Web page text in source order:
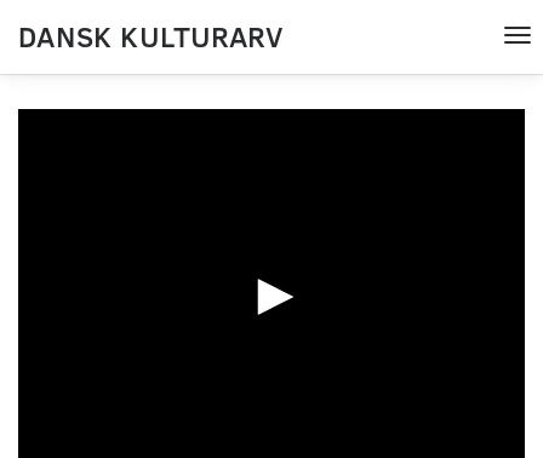
DANSK KULTURARV